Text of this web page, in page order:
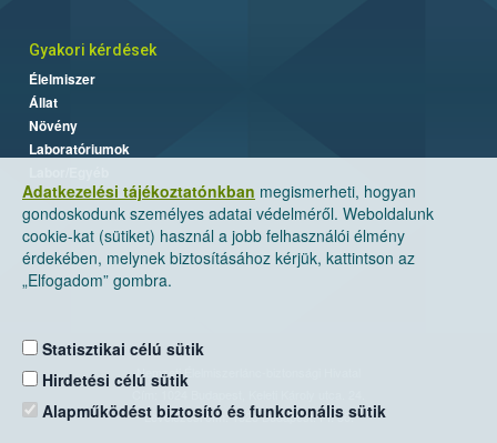
Adatkezelési tájékoztatónkban megismerheti, hogyan
gondoskodunk személyes adatai védelméről. Weboldalunk
cookie-kat (sütiket) használ a jobb felhasználói élmény
érdekében, melynek biztosításához kérjük, kattintson az
„Elfogadom” gombra.
Statisztikai célú sütik
Hirdetési célú sütik
Alapműködést biztosító és funkcionális sütik
Gyakori kérdések
Élelmiszer
Állat
Növény
Laboratóriumok
Nemzeti Élelmiszerlánc-biztonsági Hivatal
Levelezési cím: 1525 Budapest. Pf. 30.